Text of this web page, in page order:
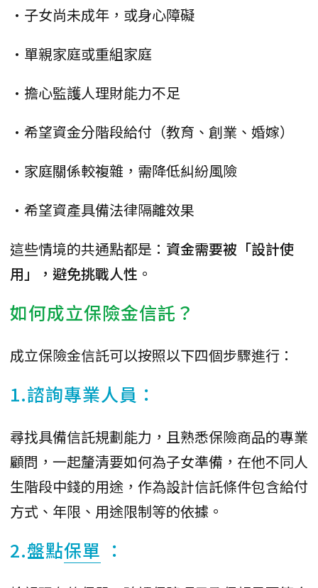
•子女尚未成年，或身心障礙
•單親家庭或重組家庭
•擔心監護人理財能力不足
•希望資金分階段給付（教育、創業、婚嫁）
•家庭關係較複雜，需降低糾紛風險
•希望資產具備法律隔離效果
這些情境的共通點都是： 資金需要被「設計使
用」，避免挑戰人性 。
如何成立保險金信託？
成立保險金信託可以按照以下四個步驟進行：
1.諮詢專業人員：
尋找具備信託規劃能力，且熟悉保險商品的專業
顧問，一起釐清要如何為子女準備，在他不同人
生階段中錢的用途，作為設計信託條件包含給付
方式、年限、用途限制等的依據。
2.盤點保單 ：